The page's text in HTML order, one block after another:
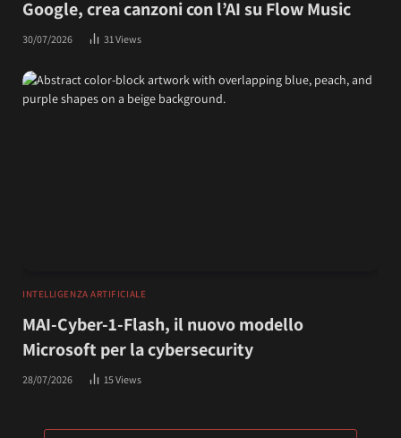
Google, crea canzoni con l’AI su Flow Music
30/07/2026 31 Views
INTELLIGENZA ARTIFICIALE
MAI-Cyber-1-Flash, il nuovo modello
Microsoft per la cybersecurity
28/07/2026 15Views